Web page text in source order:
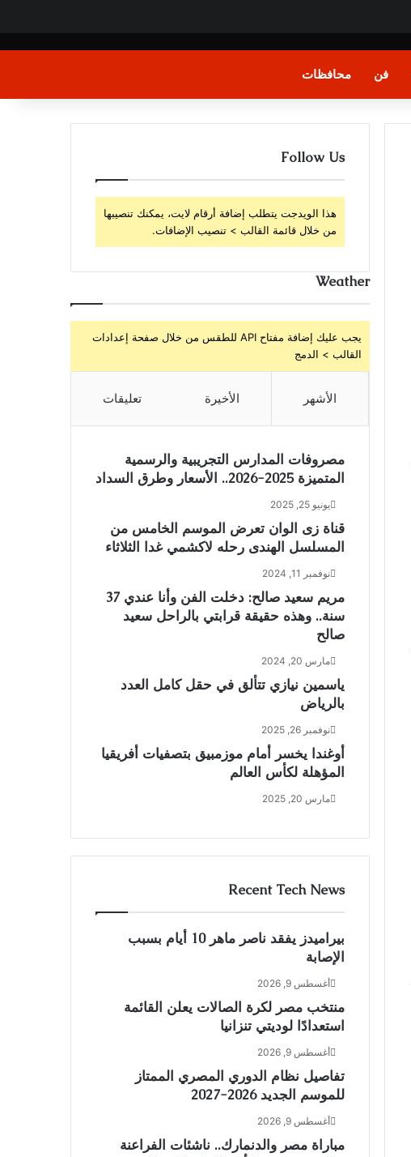
فن محافظات
Follow Us
هذا الويدجت يتطلب إضافة أرقام لايت، يمكنك تنصيبها
من خلال قائمة القالب > تنصيب الإضافات.
Weather
يجب عليك إضافة مفتاح API للطقس من خلال صفحة إعدادات
القالب > الدمج
الأشهر الأخيرة تعليقات
مصروفات المدارس التجريبية والرسمية
المتميزة 2025-2026.. الأسعار وطرق السداد
يونيو 25, 2025
قناة زى الوان تعرض الموسم الخامس من
المسلسل الهندى رحله لاكشمي غدا الثلاثاء
نوفمبر 11, 2024
مريم سعيد صالح: دخلت الفن وأنا عندي 37
سنة.. وهذه حقيقة قرابتي بالراحل سعيد
صالح
مارس 20, 2024
ياسمين نيازي تتألق في حقل كامل العدد
بالرياض
نوفمبر 26, 2025
أوغندا يخسر أمام موزمبيق بتصفيات أفريقيا
المؤهلة لكأس العالم
مارس 20, 2025
Recent Tech News
بيراميدز يفقد ناصر ماهر 10 أيام بسبب
الإصابة
أغسطس 9, 2026
منتخب مصر لكرة الصالات يعلن القائمة
استعدادًا لوديتي تنزانيا
أغسطس 9, 2026
تفاصيل نظام الدوري المصري الممتاز
للموسم الجديد 2026-2027
أغسطس 9, 2026
مباراة مصر والدنمارك.. ناشئات الفراعنة